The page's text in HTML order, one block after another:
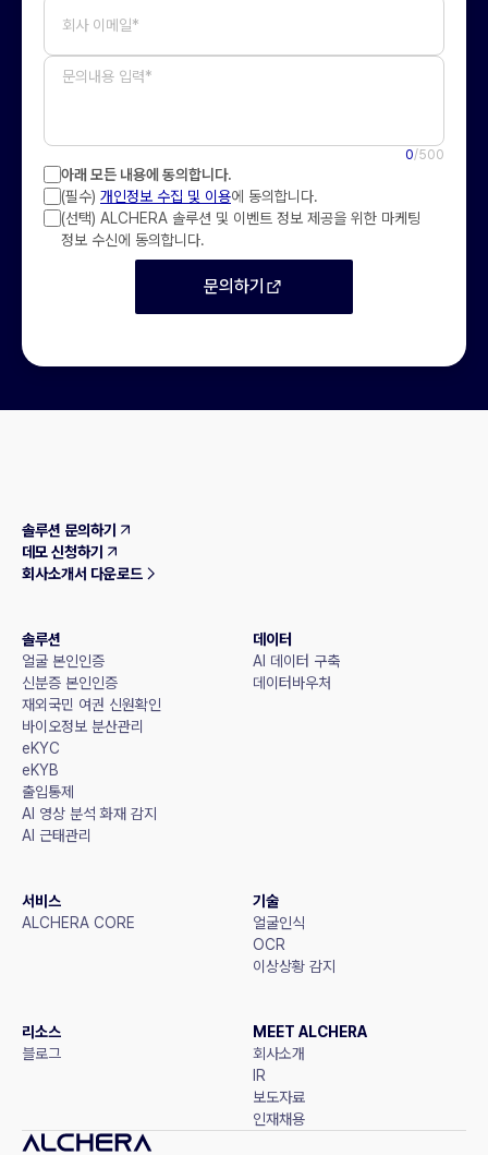
회사 이메일*
0/500
아래 모든 내용에 동의합니다.
(필수) 개인정보 수집 및 이용에 동의합니다.
(선택) ALCHERA 솔루션 및 이벤트 정보 제공을 위한 마케팅
정보 수신에 동의합니다.
문의하기
솔루션 문의하기
데모 신청하기
회사소개서 다운로드
솔루션
얼굴 본인인증
신분증 본인인증
재외국민 여권 신원확인
바이오정보 분산관리
eKYC
eKYB
출입통제
AI 영상 분석 화재 감지
AI 근태관리
데이터
AI 데이터 구축
데이터바우처
서비스
ALCHERA CORE
기술
얼굴인식
OCR
이상상황 감지
리소스
블로그
MEET ALCHERA
회사소개
IR
보도자료
인재채용